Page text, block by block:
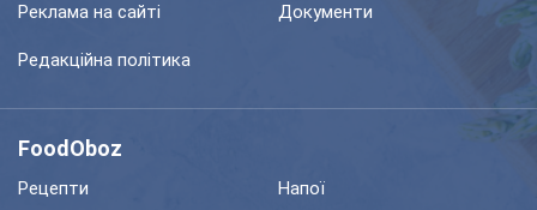
Реклама на сайті Документи
Редакційна політика
FoodOboz
Рецепти
Напої